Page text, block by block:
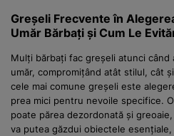
Greșeli Frecvente în
Umăr Bărbați și Cum Le
Mulți bărbați fac greșeli atunci când
umăr, compromițând atât stilul, cât
cele mai comune greșeli este
prea mici pentru nevoile specifice.
poate părea dezordonată și
va putea găzdui obiectele esențiale,